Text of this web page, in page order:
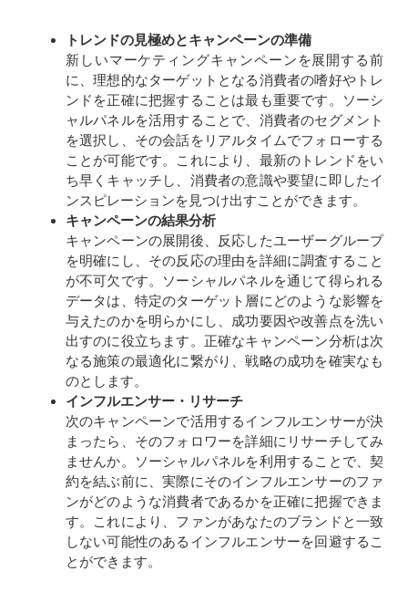
トレンドの見極めとキャンペーンの準備
新しいマーケティングキャンペーンを展開する前
に、理想的なターゲットとなる消費者の嗜好やトレ
ンドを正確に把握することは最も重要です。ソーシ
ャルパネルを活用することで、消費者のセグメント
を選択し、その会話をリアルタイムでフォローする
ことが可能です。これにより、最新のトレンドをい
ち早くキャッチし、消費者の意識や要望に即したイ
ンスピレーションを見つけ出すことができます。
キャンペーンの結果分析
キャンペーンの展開後、反応したユーザーグループ
を明確にし、その反応の理由を詳細に調査すること
が不可欠です。ソーシャルパネルを通じて得られる
データは、特定のターゲット層にどのような影響を
与えたのかを明らかにし、成功要因や改善点を洗い
出すのに役立ちます。正確なキャンペーン分析は次
なる施策の最適化に繋がり、戦略の成功を確実なも
のとします。
インフルエンサー・リサーチ
次のキャンペーンで活用するインフルエンサーが決
まったら、そのフォロワーを詳細にリサーチしてみ
ませんか。ソーシャルパネルを利用することで、契
約を結ぶ前に、実際にそのインフルエンサーのファ
ンがどのような消費者であるかを正確に把握できま
す。これにより、ファンがあなたのブランドと一致
しない可能性のあるインフルエンサーを回避するこ
とができます。